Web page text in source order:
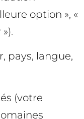
option », «
pays, langue,
(votre